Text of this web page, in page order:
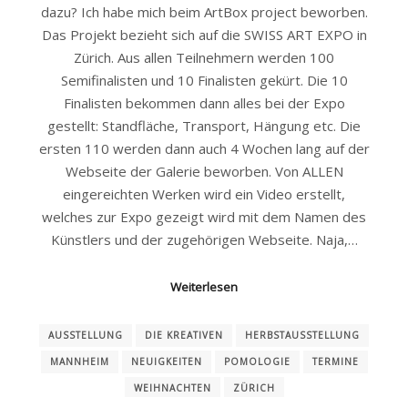
dazu? Ich habe mich beim ArtBox project beworben.
Das Projekt bezieht sich auf die SWISS ART EXPO in
Zürich. Aus allen Teilnehmern werden 100
Semifinalisten und 10 Finalisten gekürt. Die 10
Finalisten bekommen dann alles bei der Expo
gestellt: Standfläche, Transport, Hängung etc. Die
ersten 110 werden dann auch 4 Wochen lang auf der
Webseite der Galerie beworben. Von ALLEN
eingereichten Werken wird ein Video erstellt,
welches zur Expo gezeigt wird mit dem Namen des
Künstlers und der zugehörigen Webseite. Naja,…
Weiterlesen
AUSSTELLUNG DIE KREATIVEN HERBSTAUSSTELLUNG
MANNHEIM NEUIGKEITEN POMOLOGIE TERMINE
WEIHNACHTEN ZÜRICH